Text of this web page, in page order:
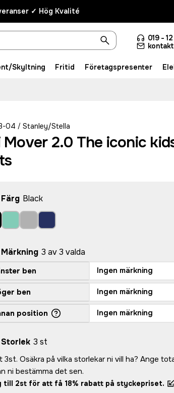
✓ Hög Kvalité
019 -
Skyltning Fritid Företagspresenter
04 / Stanley/Stella
Mover 2.0 The iconic
Färg Black
Märkning 3 av 3 valda
ben Ingen märkning
ben Ingen märkning
position Ingen märkning
Storlek 3 st
3st. Osäkra på vilka storlekar ni vill ha? Ange
ni bestämma det sen.
till 2st för att få 18% rabatt på styckepriset.